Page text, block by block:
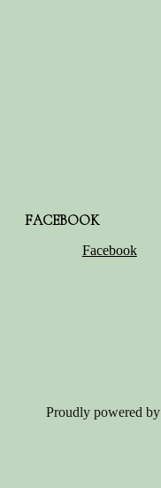
FACEBOOK
Facebook
Proudly powered by